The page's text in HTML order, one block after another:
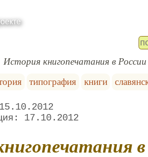
История книгопечатания в России
типография книги
15.10.2012
17.10.2012